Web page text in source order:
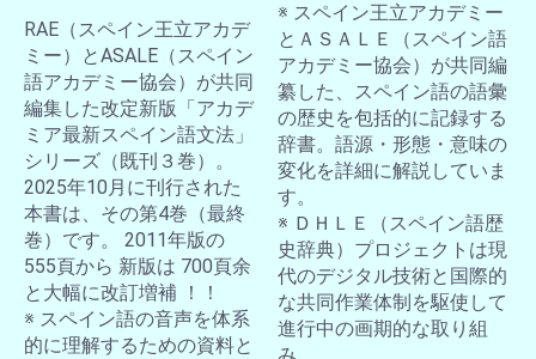
RAE（スペイン王立アカデ
ミー）とASALE（スペイン
語アカデミー協会）が共同
編集した改定新版「アカデ
ミア最新スペイン語文法」
シリーズ（既刊３巻）。
2025年10月に刊行された
本書は、その第4巻（最終
巻）です。 2011年版の
555頁から 新版は 700頁余
と大幅に改訂増補 ！！
※ スペイン語の音声を体系
的に理解するための資料と
※ スペイン王立アカデミー
とＡＳＡＬＥ（スペイン語
アカデミー協会）が共同編
纂した、スペイン語の語彙
の歴史を包括的に記録する
辞書。語源・形態・意味の
変化を詳細に解説していま
す。
※ ＤＨＬＥ（スペイン語歴
史辞典）プロジェクトは現
代のデジタル技術と国際的
な共同作業体制を駆使して
進行中の画期的な取り組